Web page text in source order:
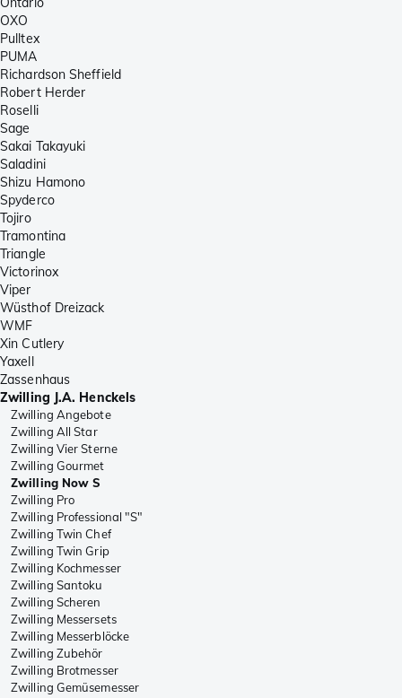
OXO
Pulltex
PUMA
Richardson Sheffield
Robert Herder
Roselli
Sage
Sakai Takayuki
Saladini
Shizu Hamono
Spyderco
Tojiro
Tramontina
Triangle
Victorinox
Viper
Wüsthof Dreizack
WMF
Xin Cutlery
Yaxell
Zassenhaus
Zwilling J.A. Henckels
Zwilling Angebote
Zwilling All Star
Zwilling Vier Sterne
Zwilling Gourmet
Zwilling Now S
Zwilling Pro
Zwilling Professional "S"
Zwilling Twin Chef
Zwilling Twin Grip
Zwilling Kochmesser
Zwilling Santoku
Zwilling Scheren
Zwilling Messersets
Zwilling Messerblöcke
Zwilling Zubehör
Zwilling Brotmesser
Zwilling Gemüsemesser